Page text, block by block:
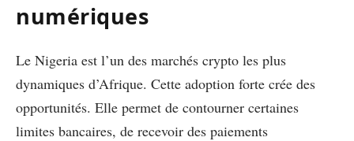
numériques
Le Nigeria est l’un des marchés crypto les plus
dynamiques d’Afrique. Cette adoption forte crée des
opportunités. Elle permet de contourner certaines
limites bancaires, de recevoir des paiements